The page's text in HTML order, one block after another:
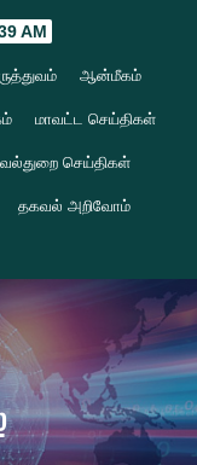
AM
ஆன்மீகம்
மாவட்ட செய்திகள்
செய்திகள்
தகவல் அறிவோம்